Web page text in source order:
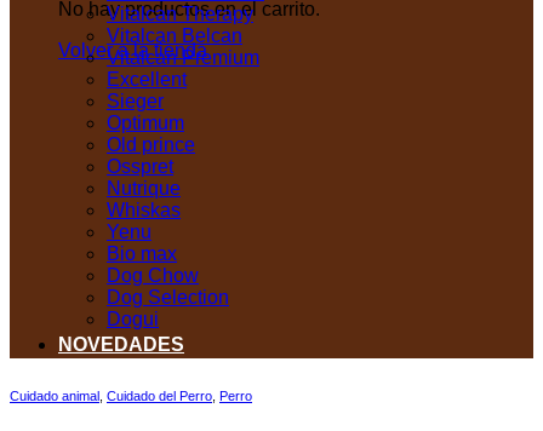
No hay productos en el carrito.
Volver a la tienda
Vitalcan Therapy
Vitalcan Belcan
Vitalcan Premium
Excellent
Sieger
Optimum
Old prince
Osspret
Nutrique
Whiskas
Yenu
Bio max
Dog Chow
Dog Selection
Dogui
NOVEDADES
Cuidado animal Cuidado del Perro Perro